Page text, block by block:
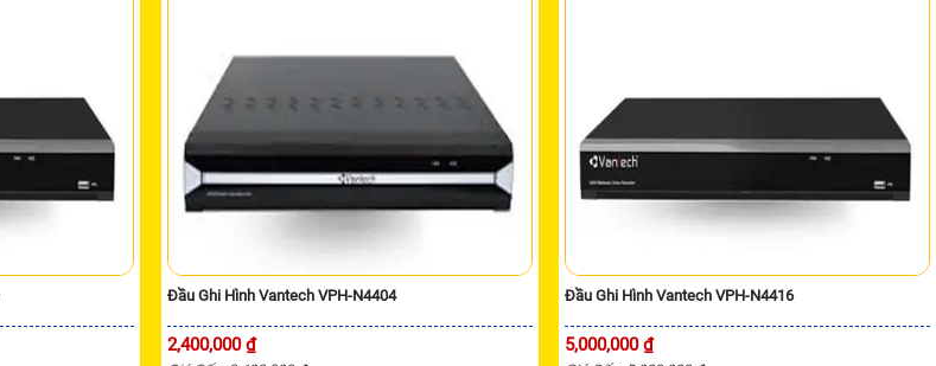
Đầu Ghi Hình Vantech VPH-N4404
2,400,000 ₫
Đầu Ghi Hình Vantech VPH-N4416
5,000,000 ₫